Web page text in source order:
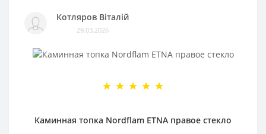
Котляров Віталій
29.03.2026
Каминная топка Nordflam ETNA правое стекло